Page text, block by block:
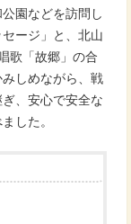
園などを訪問し
ージ」と、北山
歌「故郷」の合
しめながら、戦
、安心で安全な
した。